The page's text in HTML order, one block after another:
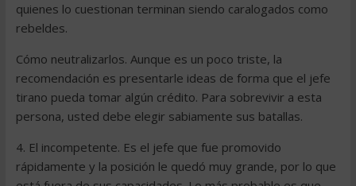
quienes lo cuestionan terminan siendo caralogados como
rebeldes.
Cómo neutralizarlos. Aunque es un poco triste, la
recomendación es presentarle ideas de forma que el jefe
tirano pueda tomar algún crédito. Para sobrevivir a esta
persona, usted debe elegir sabiamente sus batallas.
4. El incompetente. Es el jefe que fue promovido
rápidamente y la posición le quedó muy grande, por lo que